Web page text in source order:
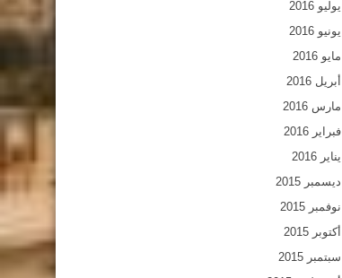
يوليو 2016
يونيو 2016
مايو 2016
أبريل 2016
مارس 2016
فبراير 2016
يناير 2016
ديسمبر 2015
نوفمبر 2015
أكتوبر 2015
سبتمبر 2015